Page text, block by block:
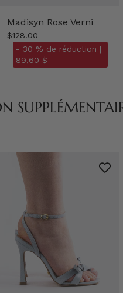
Madisyn Rose Verni
$128.00
- 30 % de réduction |
89,60 $